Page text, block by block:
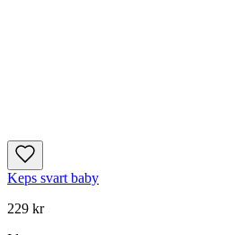
Keps svart baby
229 kr